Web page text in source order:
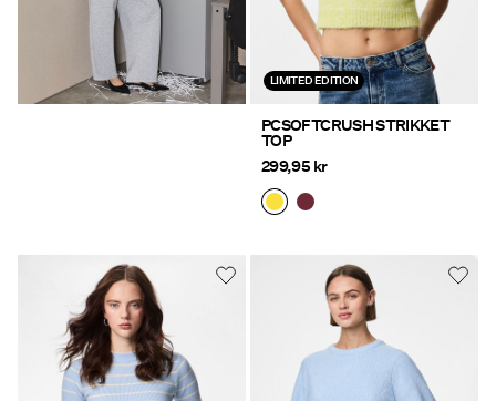
LIMITED EDITION
PCSOFTCRUSH STRIKKET
TOP
299,95 kr